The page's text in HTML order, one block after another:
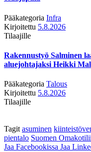
Pääkategoria Infra
Kirjoitettu 5.8.2026
Tilaajille
Rakennustyö Salminen
aluejohtajaksi Heikki
Pääkategoria Talous
Kirjoitettu 5.8.2026
Tilaajille
Tagit asuminen
pientalo Suomen
Jaa Facebookissa Jaa